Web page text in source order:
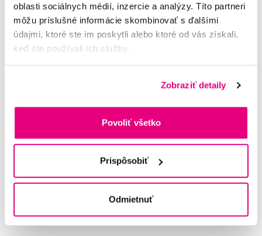
oblasti sociálnych médií, inzercie a analýzy. Títo partneri
môžu príslušné informácie skombinovať s ďalšími
údajmi, ktoré ste im poskytli alebo ktoré od vás získali,
keď ste používali ich služby.
Zobraziť detaily
Povoliť všetko
Prispôsobiť
Odmietnuť
GUM TRAV-LER medzizubná kefka s chlorhexidínom, červený,
veľkosť 0,8 mm (ISO 1), 6 ks
5,0/5 (86x)